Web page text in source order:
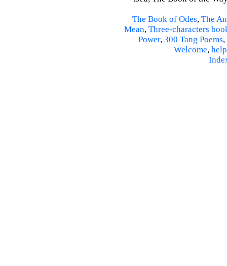
The Book of Odes, The
Mean, Three-characters
Power, 300 Tang Poems,
Welcome, help